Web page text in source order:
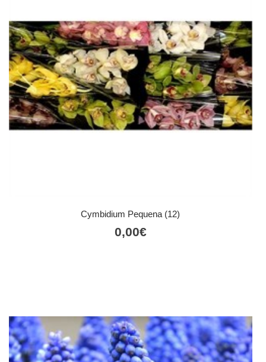
Cymbidium Pequena (12)
0,00€